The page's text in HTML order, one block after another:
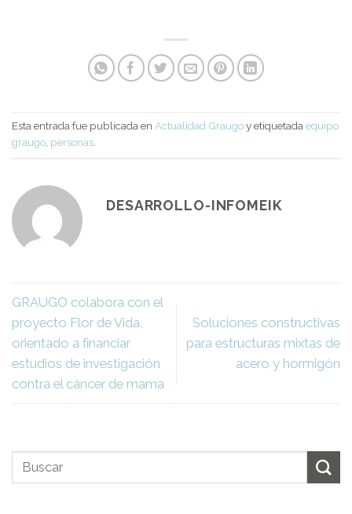
Esta entrada fue publicada en Actualidad Graugoy etiquetadaequipo
graugo, personas.
DESARROLLO-INFOMEIK
GRAUGO colabora con el
proyecto Flor de Vida,
orientado a financiar
estudios de investigación
contra el cáncer de mama
Soluciones constructivas
para estructuras mixtas de
acero y hormigón